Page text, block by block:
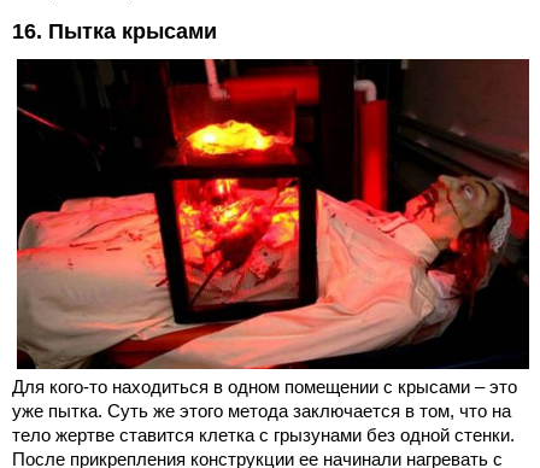
16. Пытка крысами
Для кого-то находиться в одном помещении с крысами – это
уже пытка. Суть же этого метода заключается в том, что на
тело жертве ставится клетка с грызунами без одной стенки.
После прикрепления конструкции ее начинали нагревать с